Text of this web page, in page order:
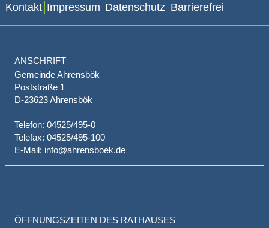
Kontakt Impressum Datenschutz Barrierefrei
ANSCHRIFT
Gemeinde Ahrensbök
Poststraße 1
D-23623 Ahrensbök
Telefon: 04525/495-0
Telefax: 04525/495-100
E-Mail: info@ahrensboek.de
ÖFFNUNGSZEITEN DES RATHAUSES